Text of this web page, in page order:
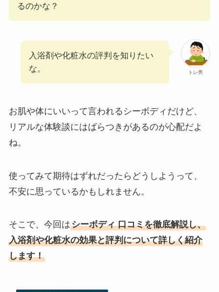
るのかな？
トレ男
入浴剤や化粧水の評判を知りたい
な。
お肌や体にいいって言われるシーボディだけど、
リアルな体験談にはばらつきがあるのが心配だよ
ね。
使ってみて期待はずれだったらどうしようって、
不安に思っているかもしれません。
そこで、今回はシーボディ 口コミを徹底解説し、
入浴剤や化粧水の効果と評判について詳しく紹介
します！